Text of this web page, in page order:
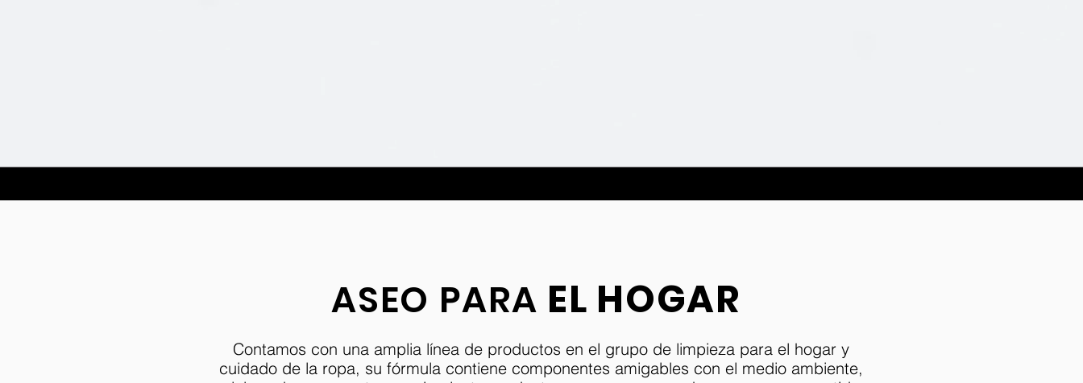
ASEO PARA EL HOGAR
Contamos con una amplia línea de productos en el grupo de limpieza para el hogar y
cuidado de la ropa, su fórmula contiene componentes amigables con el medio ambiente,